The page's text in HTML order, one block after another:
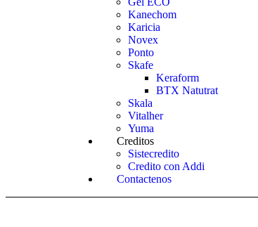
Kanechom
Karicia
Novex
Ponto
Skafe
Keraform
BTX Natutrat
Skala
Vitalher
Yuma
Creditos
Sistecredito
Credito con Addi
Contactenos